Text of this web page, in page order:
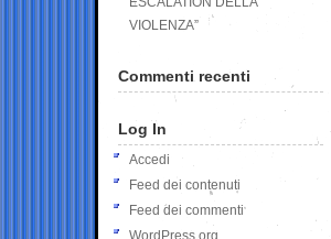
VIOLENZA”
Commenti recenti
Log In
Accedi
Feed dei contenuti
Feed dei commenti
WordPress.org